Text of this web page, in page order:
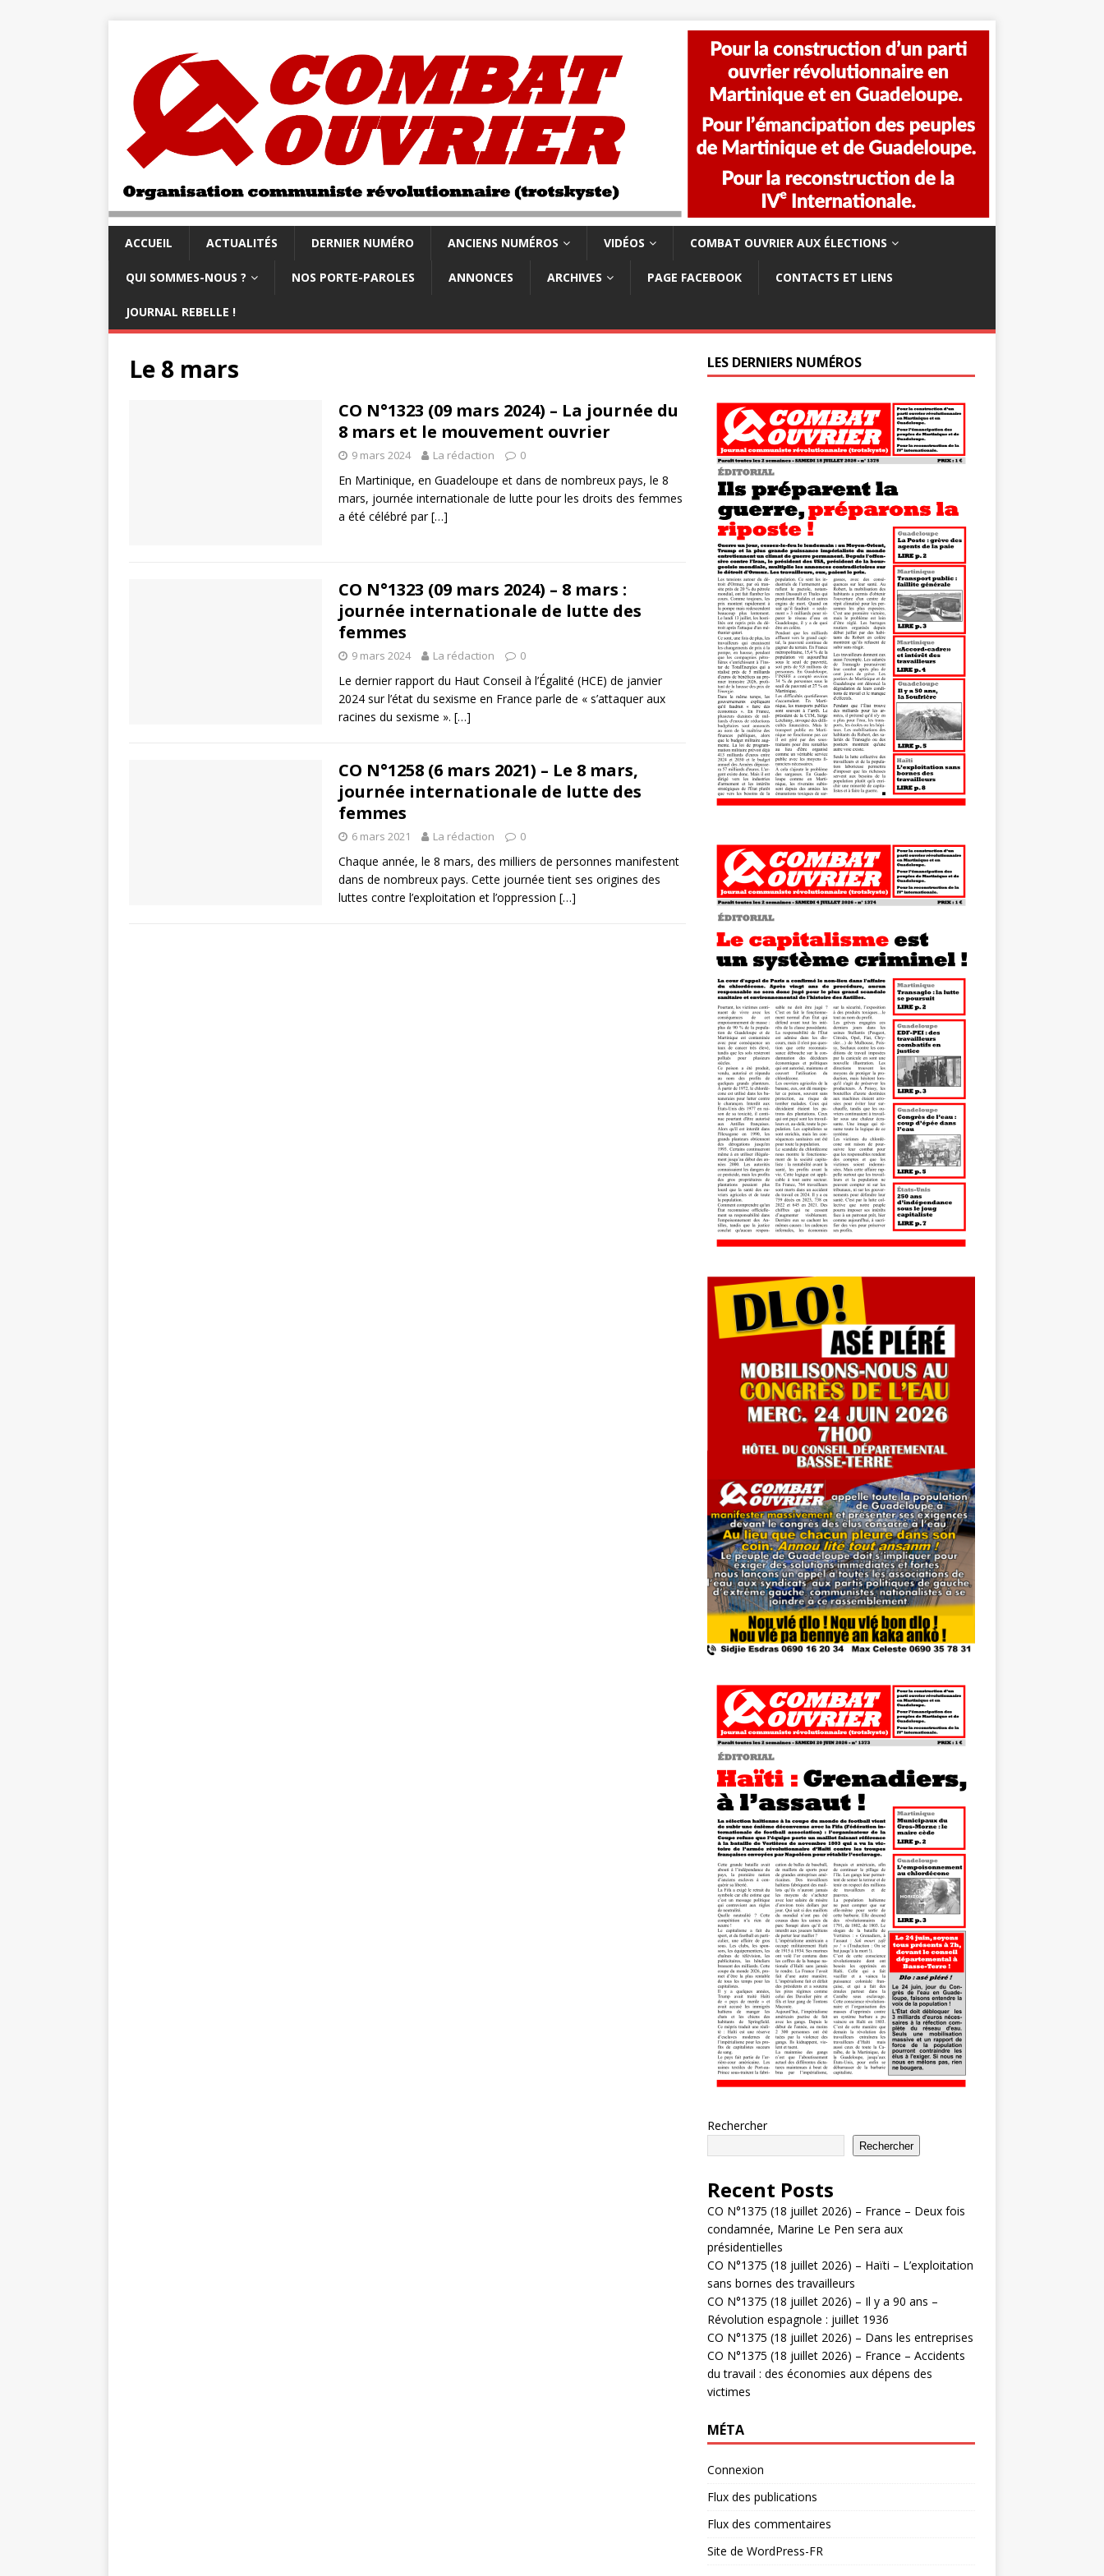
ACCUEIL ACTUALITÉS DERNIER NUMÉRO ANCIENS NUMÉROS VIDÉOS COMBAT OUVRIER AUX ÉLECTIONS
QUI SOMMES-NOUS ? NOS PORTE-PAROLES ANNONCES ARCHIVES PAGE FACEBOOK CONTACTS ET LIENS
JOURNAL REBELLE !
Le 8 mars
CO N°1323 (09 mars 2024) – La journée du
8 mars et le mouvement ouvrier
9 mars 2024 La rédaction 0
En Martinique, en Guadeloupe et dans de nombreux pays, le 8
mars, journée internationale de lutte pour les droits des femmes
a été célébré par[…]
CO N°1323 (09 mars 2024) – 8 mars :
journée internationale de lutte des
femmes
9 mars 2024 La rédaction 0
Le dernier rapport du Haut Conseil à l’Égalité (HCE) de janvier
2024 sur l’état du sexisme en France parle de « s’attaquer aux
racines du sexisme ». […]
CO N°1258 (6 mars 2021) – Le 8 mars,
journée internationale de lutte des
femmes
6 mars 2021 La rédaction 0
Chaque année, le 8 mars, des milliers de personnes manifestent
dans de nombreux pays. Cette journée tient ses origines des
luttes contre l’exploitation et l’oppression […]
LES DERNIERS NUMÉROS
Rechercher
Rechercher
Recent Posts
CO N°1375 (18 juillet 2026) – France – Deux fois
condamnée, Marine Le Pen sera aux
présidentielles
CO N°1375 (18 juillet 2026) – Haïti – L’exploitation
sans bornes des travailleurs
CO N°1375 (18 juillet 2026) – Il y a 90 ans –
Révolution espagnole : juillet 1936
CO N°1375 (18 juillet 2026) – Dans les entreprises
CO N°1375 (18 juillet 2026) – France – Accidents
du travail : des économies aux dépens des
victimes
MÉTA
Connexion
Flux des publications
Flux des commentaires
Site de WordPress-FR